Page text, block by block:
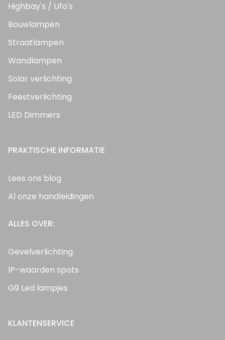
Highbay's / Ufo's
Bouwlampen
Straatlampen
Wandlampen
Solar verlichting
Feestverlichting
LED Dimmers
PRAKTISCHE INFORMATIE
Lees ons blog
Al onze handleidingen
ALLES OVER:
Gevelverlichting
IP-waarden spots
G9 Led lampjes
KLANTENSERVICE